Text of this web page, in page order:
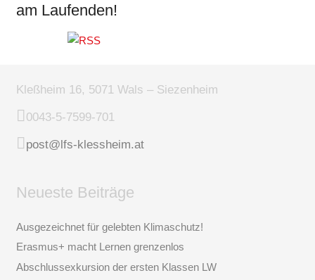
am Laufenden!
Kleßheim 16, 5071 Wals – Siezenheim
0043-5-7599-701
post@lfs-klessheim.at
Neueste Beiträge
Ausgezeichnet für gelebten Klimaschutz!
Erasmus+ macht Lernen grenzenlos
Abschlussexkursion der ersten Klassen LW